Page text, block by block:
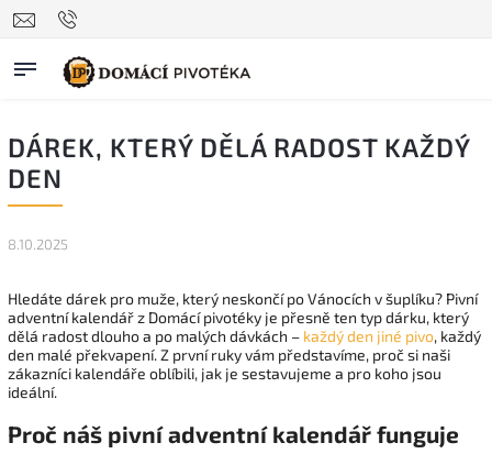
DÁREK, KTERÝ DĚLÁ RADOST KAŽDÝ
DEN
8.10.2025
Hledáte dárek pro muže, který neskončí po Vánocích v šuplíku? Pivní
adventní kalendář z Domácí pivotéky je přesně ten typ dárku, který
dělá radost dlouho a po malých dávkách – každý den jiné pivo, každý
den malé překvapení. Z první ruky vám představíme, proč si naši
zákazníci kalendáře oblíbili, jak je sestavujeme a pro koho jsou
ideální.
Proč náš pivní adventní kalendář funguje